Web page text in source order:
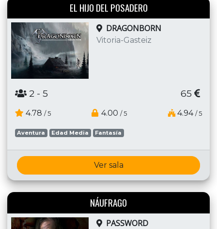
EL HIJO DEL POSADERO
DRAGONBORN
Vitoria-Gasteiz
2 - 5 65
4.78 / 5 4.00 / 5 4.94 / 5
Aventura Edad Media Fantasía
Ver sala
NÁUFRAGO
PASSWORD